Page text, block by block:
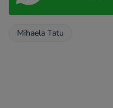
Mihaela Tatu